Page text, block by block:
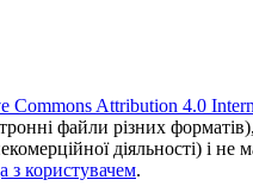
Commons Attribution 4.0
файли різних
діяльності) і не
з користувачем.